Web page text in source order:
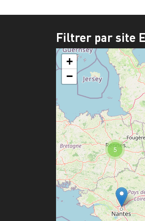
Filtrer par site
5
+
−